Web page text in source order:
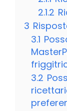
2.1.2
3
3.1
3.2